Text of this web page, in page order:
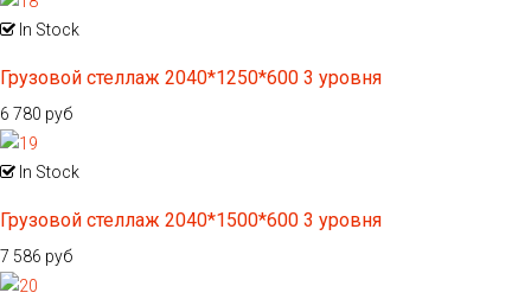
In Stock
Грузовой стеллаж 2040*1250*600 3 уровня
6 780 руб
In Stock
Грузовой стеллаж 2040*1500*600 3 уровня
7 586 руб